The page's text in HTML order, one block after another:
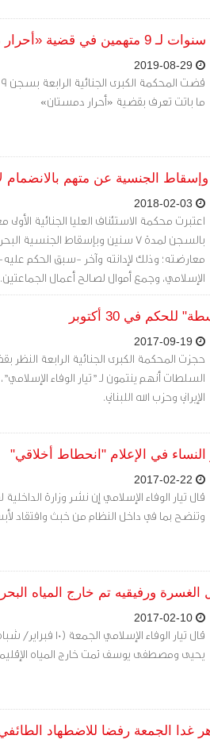
ما باتت تعرف بقضية «أحرار دمستان»
بالسجن لمدة 7 سنين وبإسقاط
الإسلامي، وجمع أموال لصالح أعمال الجماعتين.
في 30 أكتوبر
السلطات أنهم ينتمون لـ "تيار الوفاء
الإيراني وحزب الله اللبناني.
في الإعلام "انحطاط أخلاقي"
قال تيار الوفاء الإسلامي إن نشر وزارة
وتنضح بما في داخل النظام من خبث وافتقاد
الغسرة ورفيقيه تم خارج المياه
يحيى ومصطفى يوسف تمت خارج المياه
غدا الجمعة رفضا للاضطهاد